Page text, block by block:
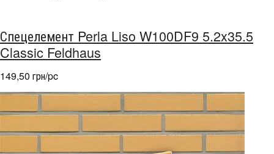
Спецелемент Perla Liso W100DF9 5.2x35.5
Classic Feldhaus
149,50 грн/pc